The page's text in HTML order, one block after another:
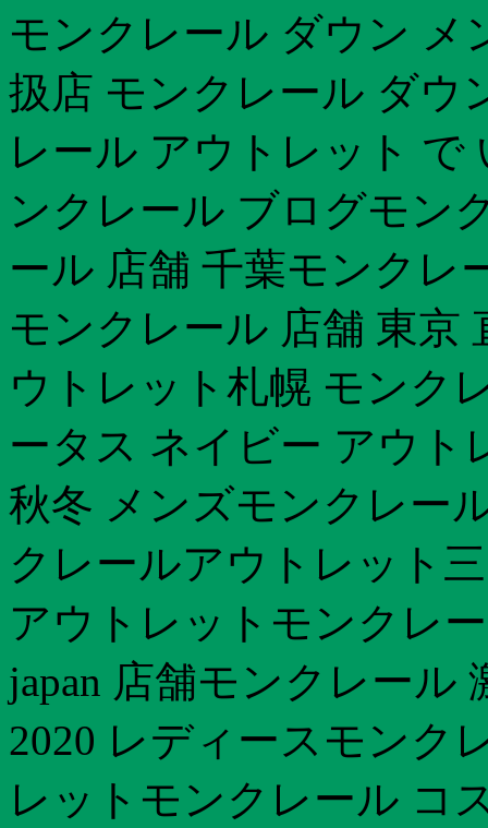
モンクレール ダウン メ
扱店 モンクレール ダウ
レール アウトレット で
ンクレール ブログモン
ール 店舗 千葉モンクレ
モンクレール 店舗 東京
ウトレット札幌 モンク
ータス ネイビー アウト
秋冬 メンズモンクレー
クレールアウトレット
アウトレットモンクレ
japan 店舗モンクレール
2020 レディースモンク
レットモンクレール コ